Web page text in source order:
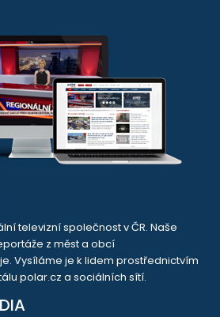
televizní společnost v ČR. Naše
z měst a obcí
Vysíláme je k lidem prostřednictvím
polar.cz a sociálních sítí.